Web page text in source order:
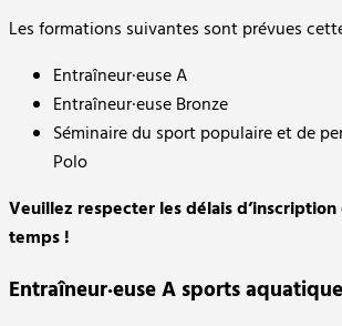
Les formations suivantes sont prévues
Entraîneur·euse A
Entraîneur·euse Bronze
Séminaire du sport populaire et de
Polo
Veuillez respecter les délais
temps !
Entraîneur·euse A sports